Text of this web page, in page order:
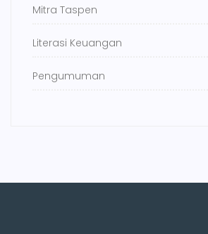
Mitra Taspen
Literasi Keuangan
Pengumuman